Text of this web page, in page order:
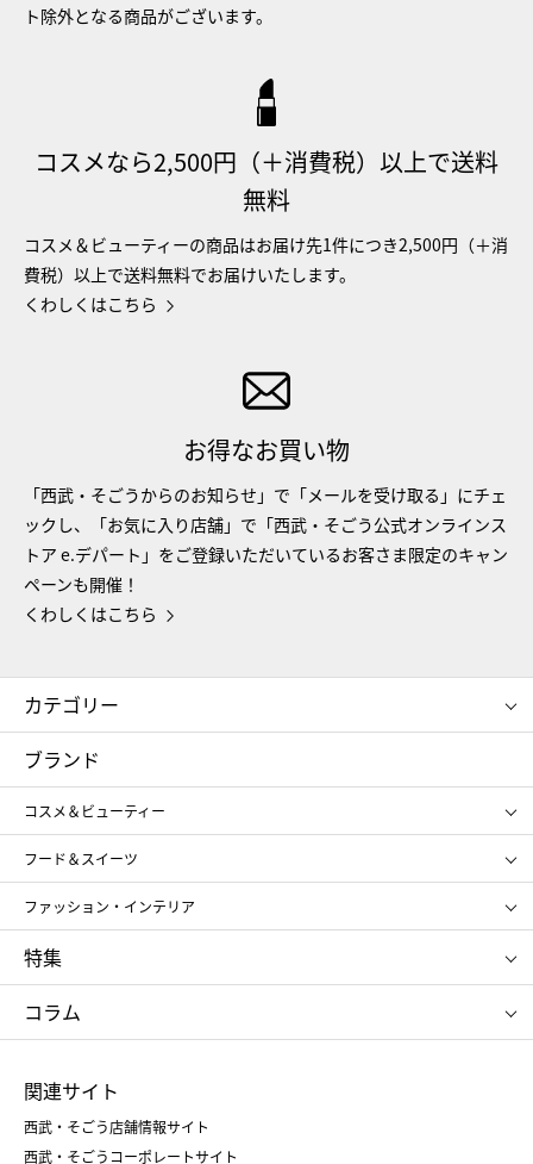
ト除外となる商品がございます。
コスメなら2,500円（＋消費税）以上で送料
無料
コスメ＆ビューティーの商品はお届け先1件につき2,500円（＋消
費税）以上で送料無料でお届けいたします。
くわしくはこちら
お得なお買い物
「西武・そごうからのお知らせ」で「メールを受け取る」にチェ
ックし、「お気に入り店舗」で「西武・そごう公式オンラインス
トア e.デパート」をご登録いただいているお客さま限定のキャン
ペーンも開催！
くわしくはこちら
カテゴリー
コスメ＆ビューティー
ギフト
レディース
メンズ
スポーツ・アウトドア
お中元
お歳暮
ブランド
コスメ＆ビューティー
SHISEIDO
ポール&ジョー ボーテ
ジルスチュアート
NARS
RMK
クリニーク
SK-Ⅱ
フード＆スイーツ
アンリ・シャルパンティエ
ゴディバ
新宿高野
たねや
ねんりん家
ファッション・インテリア
ポロ ラルフ ローレン
タケオ キクチ
ママ＆キッズ
シュタイフ
特集
お中元
ひな人形
五月人形
父の日
クリスマスケーキ
コラム
菓子折り
和菓子
人気のギフト
関連サイト
西武・そごう店舗情報サイト
西武・そごうコーポレートサイト